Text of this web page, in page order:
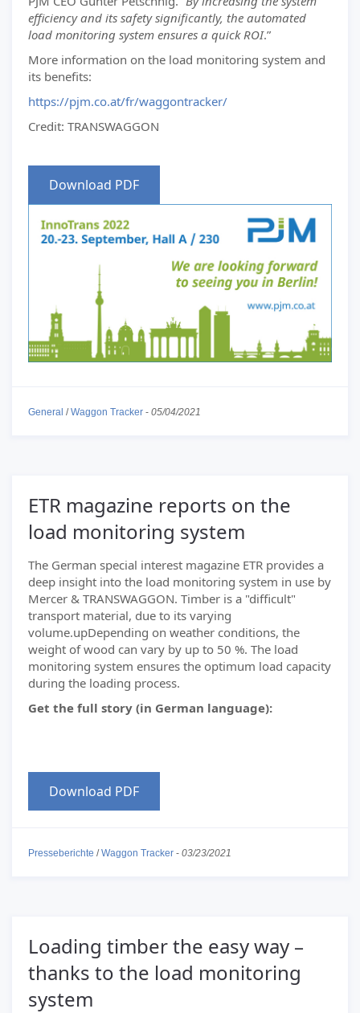
efficiency and its safety significantly, the automated
load monitoring system ensures a quick ROI.”
More information on the load monitoring system and
its benefits:
https://pjm.co.at/fr/waggontracker/
Credit: TRANSWAGGON
Download PDF
General /Waggon Tracker - 05/04/2021
ETR magazine reports on the
load monitoring system
The German special interest magazine ETR provides a
deep insight into the load monitoring system in use by
Mercer & TRANSWAGGON. Timber is a "difficult"
transport material, due to its varying
volume.upDepending on weather conditions, the
weight of wood can vary by up to 50 %. The load
monitoring system ensures the optimum load capacity
during the loading process.
Get the full story (in German language):
Download PDF
Presseberichte /Waggon Tracker - 03/23/2021
Loading timber the easy way –
thanks to the load monitoring
system